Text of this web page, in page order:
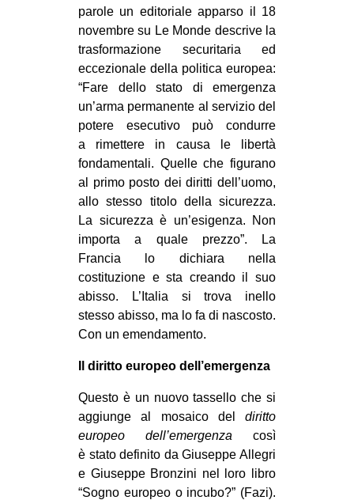
parole un editoriale apparso il 18
novembre su Le Monde descrive la
trasformazione securitaria ed
eccezionale della politica europea:
“Fare dello stato di emergenza
un’arma permanente al servizio del
potere esecutivo può condurre
a rimettere in causa le libertà
fondamentali. Quelle che figurano
al primo posto dei diritti dell’uomo,
allo stesso titolo della sicurezza.
La sicurezza è un’esigenza. Non
importa a quale prezzo”. La
Francia lo dichiara nella
costituzione e sta creando il suo
abisso. L’Italia si trova inello
stesso abisso, ma lo fa di nascosto.
Con un emendamento.
Il diritto europeo dell’emergenza
Questo è un nuovo tassello che si
aggiunge al mosaico del diritto
europeo dell’emergenza così
è stato definito da Giuseppe Allegri
e Giuseppe Bronzini nel loro libro
“Sogno europeo o incubo?” (Fazi).